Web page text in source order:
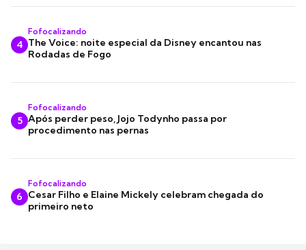
4
Fofocalizando
The Voice: noite especial da Disney encantou nas
Rodadas de Fogo
5
Fofocalizando
Após perder peso, Jojo Todynho passa por
procedimento nas pernas
6
Fofocalizando
Cesar Filho e Elaine Mickely celebram chegada do
primeiro neto